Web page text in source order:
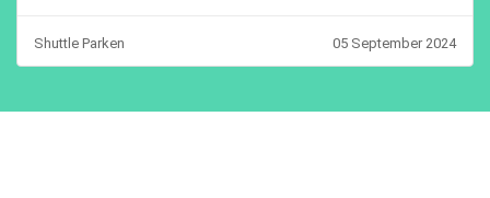
Shuttle Parken 05 September 2024